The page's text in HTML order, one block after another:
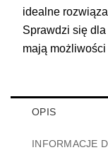
idealne
Sprawdzi się
mają
OPIS
INFORMACJE